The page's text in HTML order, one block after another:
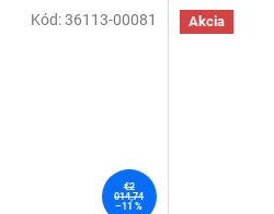
€2
014,74
–11 %
Kód:36113-00081 Akcia